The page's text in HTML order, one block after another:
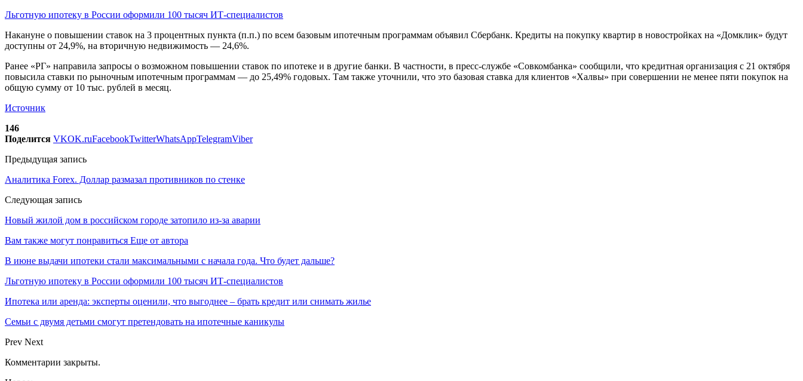
Льготную ипотеку в России оформили 100 тысяч ИТ-специалистов
Накануне о повышении ставок на 3 процентных пункта (п.п.) по всем базовым ипотечным программам объявил Сбербанк. Кредиты на покупку квартир в новостройках на «Домклик» будут
доступны от 24,9%, на вторичную недвижимость — 24,6%.
Ранее «РГ» направила запросы о возможном повышении ставок по ипотеке и в другие банки. В частности, в пресс-службе «Совкомбанка» сообщили, что кредитная организация с 21 октября
повысила ставки по рыночным ипотечным программам — до 25,49% годовых. Там также уточнили, что это базовая ставка для клиентов «Халвы» при совершении не менее пяти покупок на
общую сумму от 10 тыс. рублей в месяц.
Источник
146
Поделится VKOK.ruFacebookTwitterWhatsAppTelegramViber
Предыдущая запись
Аналитика Forex. Доллар размазал противников по стенке
Следующая запись
Новый жилой дом в российском городе затопило из-за аварии
Вам также могут понравиться Еще от автора
В июне выдачи ипотеки стали максимальными с начала года. Что будет дальше?
Льготную ипотеку в России оформили 100 тысяч ИТ-специалистов
Ипотека или аренда: эксперты оценили, что выгоднее – брать кредит или снимать жилье
Семьи с двумя детьми смогут претендовать на ипотечные каникулы
Prev Next
Комментарии закрыты.